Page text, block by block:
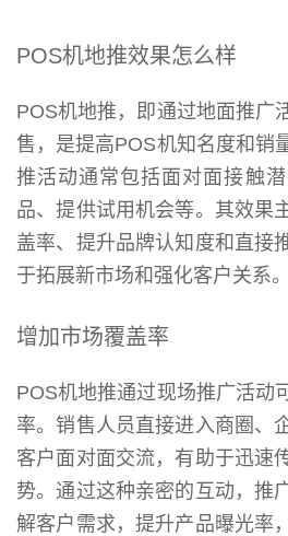
POS机地推效果怎么样
POS机地推，即通过地面推广
售，是提高POS机知名度和销
推活动通常包括面对面接触
品、提供试用机会等。其效果
盖率、提升品牌认知度和直接
于拓展新市场和强化客户关系。
增加市场覆盖率
POS机地推通过现场推广活动
率。销售人员直接进入商圈、
客户面对面交流，有助于迅速
势。通过这种亲密的互动，推
解客户需求，提升产品曝光率